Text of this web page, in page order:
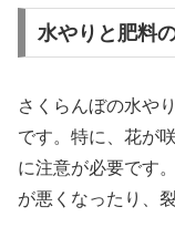
水やりと肥料
さくらんぼの水や
です。特に、花が
に注意が必要です
が悪くなったり、